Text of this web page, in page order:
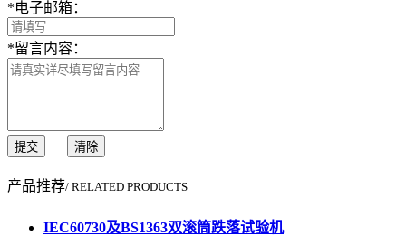
*电子邮箱：
*留言内容：
提交 清除
产品推荐/ RELATED PRODUCTS
IEC60730及BS1363双滚筒跌落试验机